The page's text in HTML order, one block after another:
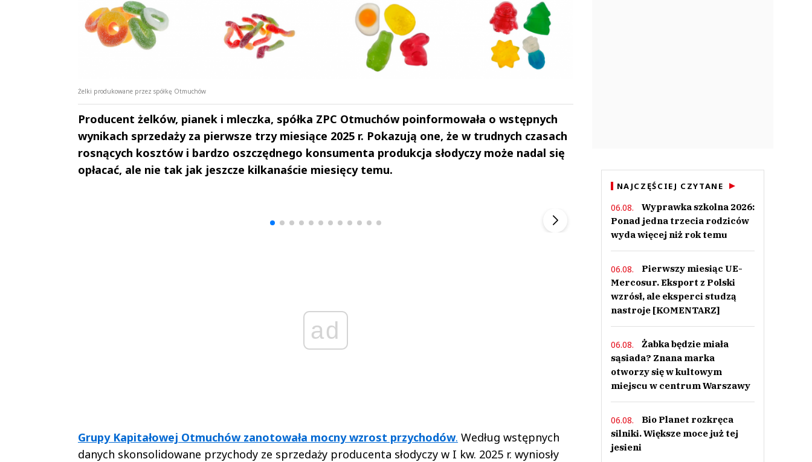
Żelki produkowane przez spółkę Otmuchów
Producent żelków, pianek i mleczka, spółka ZPC Otmuchów poinformowała o wstępnych
wynikach sprzedaży za pierwsze trzy miesiące 2025 r. Pokazują one, że w trudnych czasach
rosnących kosztów i bardzo oszczędnego konsumenta produkcja słodyczy może nadal się
opłacać, ale nie tak jak jeszcze kilkanaście miesięcy temu.
ad
Grupy Kapitałowej Otmuchów zanotowała mocny wzrost przychodów. Według wstępnych
danych skonsolidowane przychody ze sprzedaży producenta słodyczy w I kw. 2025 r. wyniosły
▶
Szefem być Sezon 2 Marcin Przybysz
NAJCZĘŚCIEJ CZYTANE
06.08.
Wyprawka szkolna 2026:
Ponad jedna trzecia rodziców
wyda więcej niż rok temu
06.08.
Pierwszy miesiąc UE-
Mercosur. Eksport z Polski
wzrósł, ale eksperci studzą
nastroje [KOMENTARZ]
06.08.
Żabka będzie miała
sąsiada? Znana marka
otworzy się w kultowym
miejscu w centrum Warszawy
06.08.
Bio Planet rozkręca
silniki. Większe moce już tej
jesieni